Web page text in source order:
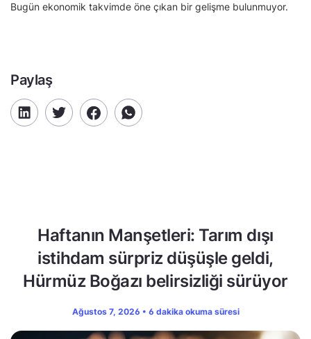
Bugün ekonomik takvimde öne çıkan bir gelişme bulunmuyor.
Paylaş
Haftanın Manşetleri: Tarım dışı
istihdam sürpriz düşüşle geldi,
Hürmüz Boğazı belirsizliği sürüyor
Ağustos 7, 2026 • 6 dakika okuma süresi